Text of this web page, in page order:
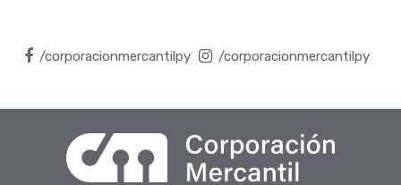
/corporacionmercantilpy /corporacionmercantilpy